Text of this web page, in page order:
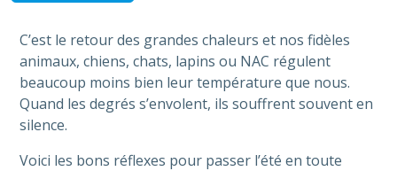
C’est le retour des grandes chaleurs et nos fidèles
animaux, chiens, chats, lapins ou NAC régulent
beaucoup moins bien leur température que nous.
Quand les degrés s’envolent, ils souffrent souvent en
silence.
Voici les bons réflexes pour passer l’été en toute